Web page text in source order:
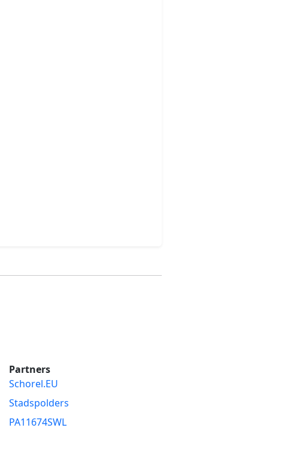
Partners
Schorel.EU
Stadspolders
PA11674SWL